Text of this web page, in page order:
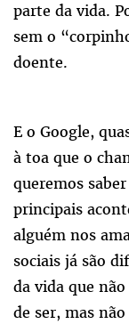
parte da vida.
sem o
doente.
E o Google,
à toa que o
queremos
principais
alguém nos
sociais já são
da vida que
de ser, mas